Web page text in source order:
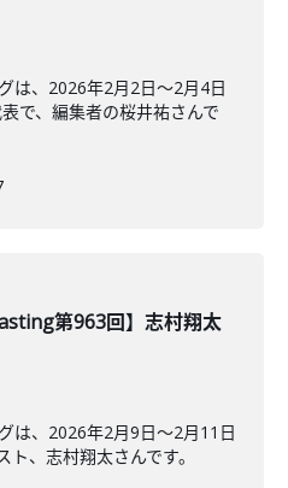
は、2026年2月2日〜2月4日
で、編集者の桜井祐さんで
第963回】志村翔太
は、2026年2月9日〜2月11日
、志村翔太さんです。